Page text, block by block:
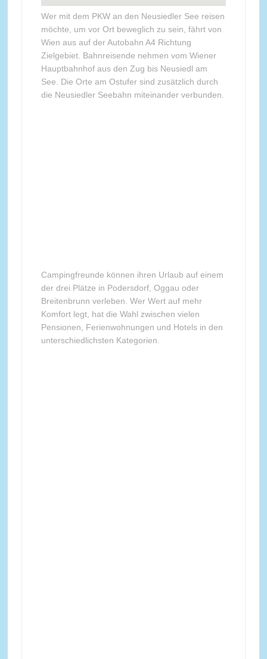
Wer mit dem PKW an den Neusiedler See reisen
möchte, um vor Ort beweglich zu sein, fährt von
Wien aus auf der Autobahn A4 Richtung
Zielgebiet. Bahnreisende nehmen vom Wiener
Hauptbahnhof aus den Zug bis Neusiedl am
See. Die Orte am Ostufer sind zusätzlich durch
die Neusiedler Seebahn miteinander verbunden.
Campingfreunde können ihren Urlaub auf einem
der drei Plätze in Podersdorf, Oggau oder
Breitenbrunn verleben. Wer Wert auf mehr
Komfort legt, hat die Wahl zwischen vielen
Pensionen, Ferienwohnungen und Hotels in den
unterschiedlichsten Kategorien.